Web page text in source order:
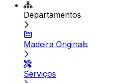
Departamentos
Madeira Originals
Serviços